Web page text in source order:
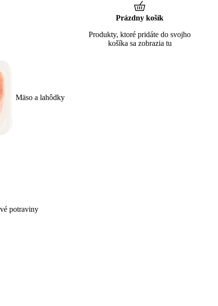
Mäso a lahôdky
potraviny
Prázdny košík
Produkty, ktoré pridáte do svojho
košíka sa zobrazia tu